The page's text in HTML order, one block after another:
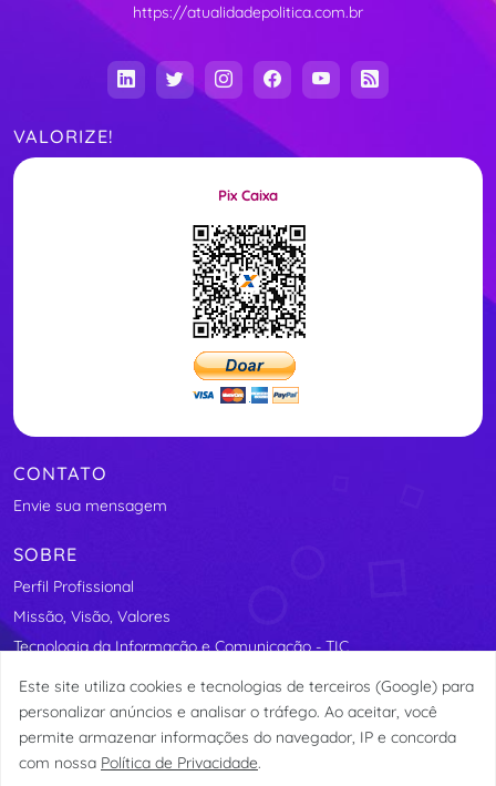
https://atualidadepolitica.com.br
VALORIZE!
Pix Caixa
CONTATO
Envie sua mensagem
SOBRE
Perfil Profissional
Missão, Visão, Valores
Tecnologia da Informação e Comunicação - TIC
Segurança Elétrica
Assosindicos - Associação de Síndicos do Distrito Federal
Este site utiliza cookies e tecnologias de terceiros (Google) para
personalizar anúncios e analisar o tráfego. Ao aceitar, você
permite armazenar informações do navegador, IP e concorda
com nossa Política de Privacidade.